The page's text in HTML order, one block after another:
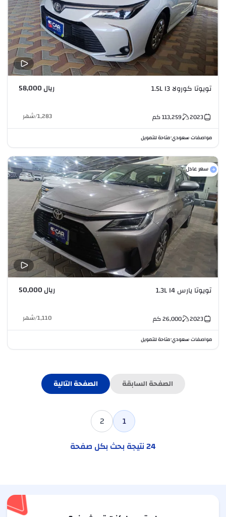
تويوتا كورولا 1.5L I3 ريال 58,000
2023
113,259كم 1,283
/شهر
مواصفات سعودي•متاحة للتمويل
سعر عادل
تويوتا يارس 1.3L I4 ريال 50,000
2023
26,000كم 1,110
/شهر
مواصفات سعودي•متاحة للتمويل
الصفحة السابقة الصفحة التالية
1
2
24نتيجة بحث بكل صفحة